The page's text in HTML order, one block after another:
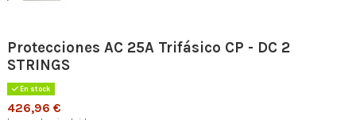
Protecciones AC 25A Trifásico CP - DC 2
STRINGS
En stock
426,96 €